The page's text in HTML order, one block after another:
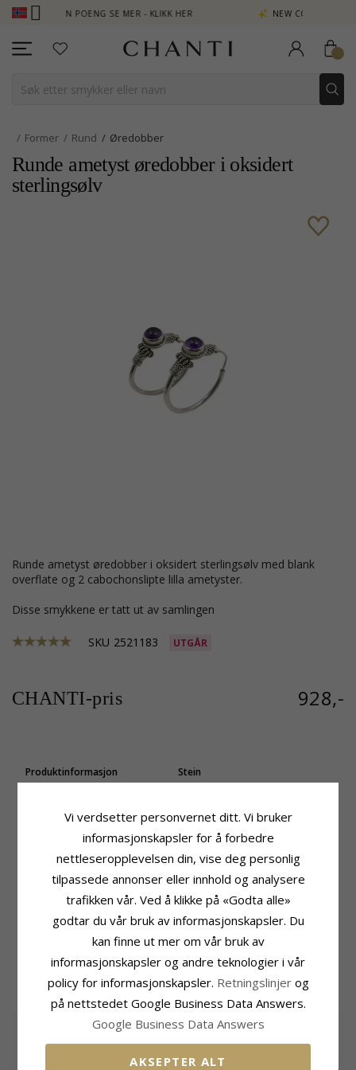
- TJEN POENG SE MER - KLIKK HER NEW COLLECTION | AURA
Former Rund Øredobber
Runde ametyst øredobber i oksidert
sterlingsølv
runde ametyst øredobber i oksidert sterlingsølv med blank
overflate og 2 cabochonslipte lilla ametyster.
Disse smykkene er tatt ut av samlingen
SKU 2521183 UTGÅR
CHANTI-pris 928,-
Produktinformasjon
Øredobber:Øredobber
Oksidert Sterlingsølv
Blank
Stein
Farge:Lilla
Stein:Ametyst
Størrelse
Høyde Inkl. Krok:31 mm
27 mm
Leveringstid
Leveringstid:
MEST POPULÆRE PRODUKTER I
KATEGORIEN
SALE 35%
Vi verdsetter personvernet ditt. Vi bruker
informasjonskapsler for å forbedre
nettleseropplevelsen din, vise deg personlig
tilpassede annonser eller innhold og analysere
trafikken vår. Ved å klikke på «Godta alle»
godtar du vår bruk av informasjonskapsler. Du
kan finne ut mer om vår bruk av
informasjonskapsler og andre teknologier i vår
policy for informasjonskapsler. Retningslinjer og
på nettstedet Google Business Data Answers.
Google Business Data Answers
AKSEPTER ALT